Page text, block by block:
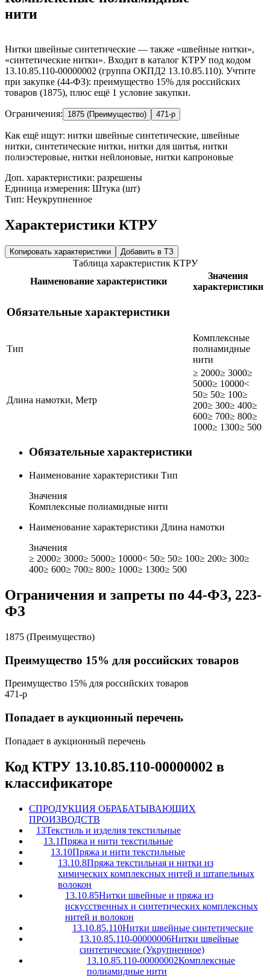
нити
Нитки швейные синтетические — также «швейные нитки»,
«синтетические нитки». Входит в каталог КТРУ под кодом
13.10.85.110-00000002 (группа ОКПД2 13.10.85.110). Учтите
при закупке (44-ФЗ): преимущество 15% для российских
товаров (1875), плюс ещё 1 условие закупки.
Ограничения: 1875 (Преимущество) 471-р
Как ещё ищут: нитки швейные синтетические, швейные
нитки, синтетические нитки, нитки для шитья, нитки
полиэстеровые, нитки нейлоновые, нитки капроновые
Доп. характеристики: разрешены
Единица измерения: Штука (шт)
Тип: Неукрупненное
Характеристики КТРУ
Копировать характеристики Добавить в ТЗ
Таблица характеристик КТРУ
Наименование характеристики
Значения
характеристики
Обязательные характеристики
Тип
Комплексные
полиамидные
нити
Длина намотки, Метр
≥ 2000≥ 3000≥
5000≥ 10000<
50≥ 50≥ 100≥
200≥ 300≥ 400≥
600≥ 700≥ 800≥
1000≥ 1300≥ 500
Обязательные характеристики
Наименование характеристики Тип
Значения
Комплексные полиамидные нити
Наименование характеристики Длина намотки
Значения
≥ 2000≥ 3000≥ 5000≥ 10000< 50≥ 50≥ 100≥ 200≥ 300≥
400≥ 600≥ 700≥ 800≥ 1000≥ 1300≥ 500
Ограничения и запреты по 44-ФЗ, 223-
ФЗ
1875 (Преимущество)
Преимущество 15% для российских товаров
Преимущество 15% для российских товаров
471-р
Попадает в аукционный перечень
Попадает в аукционный перечень
Код КТРУ 13.10.85.110-00000002 в
классификаторе
CПРОДУКЦИЯ ОБРАБАТЫВАЮЩИХ
ПРОИЗВОДСТВ
13Текстиль и изделия текстильные
13.1Пряжа и нити текстильные
13.10Пряжа и нити текстильные
13.10.8Пряжа текстильная и нитки из
химических комплексных нитей и штапельных
волокон
13.10.85Нитки швейные и пряжа из
искусственных и синтетических комплексных
нитей и волокон
13.10.85.110Нитки швейные синтетические
13.10.85.110-00000006Нитки швейные
синтетические (Укрупненное)
13.10.85.110-00000002Комплексные
полиамидные нити